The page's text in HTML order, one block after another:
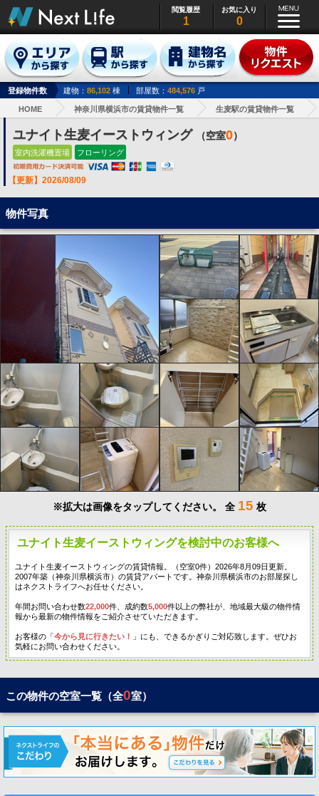
閲覧履歴
1
お気に入り
0
登録物件数 建物： 86,102 棟 部屋数： 484,576 戸
HOME 神奈川県横浜市の賃貸物件一覧 生麦駅の賃貸物件一覧
ユナイト生麦イーストウィング （空室0）
室内洗濯機置場 フローリング
【更新】2026/08/09
物件写真
※拡大は画像をタップしてください。 全 15 枚
ユナイト生麦イーストウィングを検討中のお客様へ
ユナイト生麦イーストウィングの賃貸情報。（空室0件）2026年8月09日更新。
2007年築（神奈川県横浜市）の賃貸アパートです。神奈川県横浜市のお部屋探し
はネクストライフへお任せください。
年間お問い合わせ数22,000件、成約数5,000件以上の弊社が、地域最大級の物件情
報から最新の物件情報をご紹介させていただきます。
お客様の「今から見に行きたい！
」にも、できるかぎりご対応致します。ぜひお
気軽にお問い合わせください。
この物件の空室一覧（全0室）